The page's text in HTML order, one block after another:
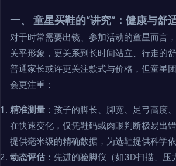
一、 童星买鞋的“讲究”：健康与舒
对于时常需要出镜、参加活动的童星而言
关乎形象，更关系到长时间站立、行走的
普通家长或许更关注款式与价格，但童星
会更注重：
精准测量 ：孩子的脚长、脚宽、足弓高度
在快速变化，仅凭鞋码或肉眼判断极易出
提供毫米级的精确数据，为选鞋提供科学依
动态评估 ：先进的验脚仪（如3D扫描、压